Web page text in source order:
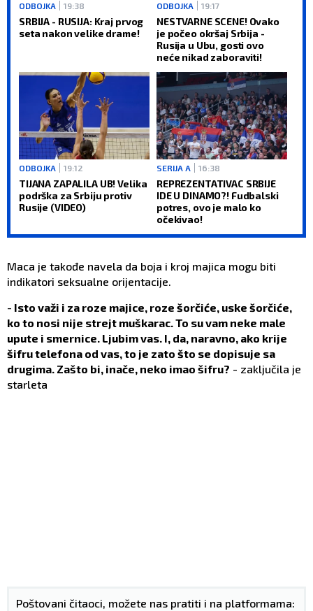
ODBOJKA 19:38
SRBIJA - RUSIJA: Kraj prvog
seta nakon velike drame!
ODBOJKA 19:17
NESTVARNE SCENE! Ovako
je počeo okršaj Srbija -
Rusija u Ubu, gosti ovo
neće nikad zaboraviti!
ODBOJKA 19:12
TIJANA ZAPALILA UB! Velika
podrška za Srbiju protiv
Rusije (VIDEO)
SERIJA A 16:38
REPREZENTATIVAC SRBIJE
IDE U DINAMO?! Fudbalski
potres, ovo je malo ko
očekivao!
Maca je takođe navela da boja i kroj majica mogu biti
indikatori seksualne orijentacije.
- Isto važi i za roze majice, roze šorčiće, uske šorčiće,
ko to nosi nije strejt muškarac. To su vam neke male
upute i smernice. Ljubim vas. I, da, naravno, ako krije
šifru telefona od vas, to je zato što se dopisuje sa
drugima. Zašto bi, inače, neko imao šifru? - zaključila je
starleta
Poštovani čitaoci, možete nas pratiti i na platformama: